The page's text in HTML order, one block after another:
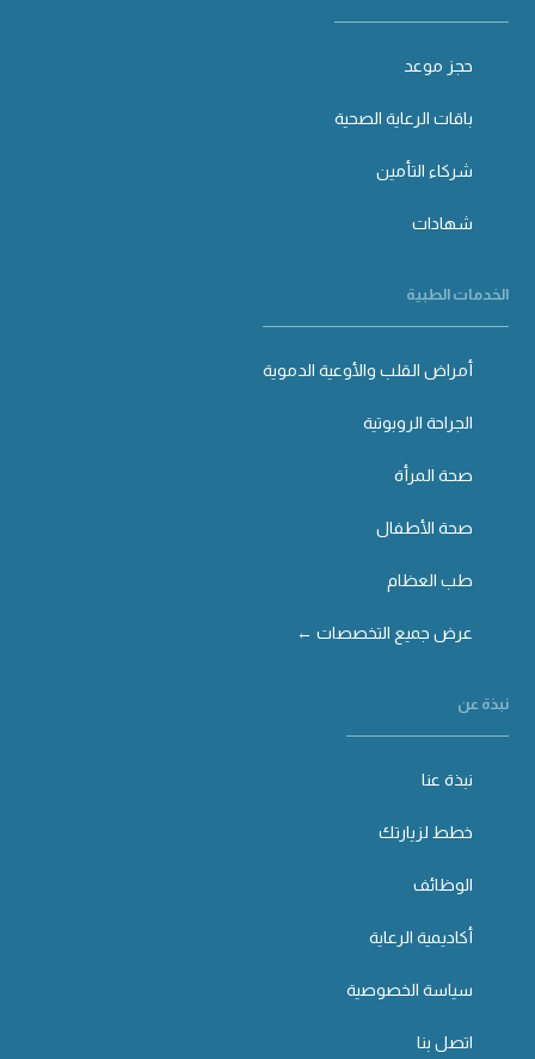
حجز موعد
باقات الرعاية الصحية
شركاء التأمين
شهادات
الخدمات الطبية
أمراض القلب والأوعية الدموية
الجراحة الروبوتية
صحة المرأة
صحة الأطفال
طب العظام
عرض جميع التخصصات ←
نبذة عن
نبذة عنا
خطط لزيارتك
الوظائف
أكاديمية الرعاية
سياسة الخصوصية
اتصل بنا